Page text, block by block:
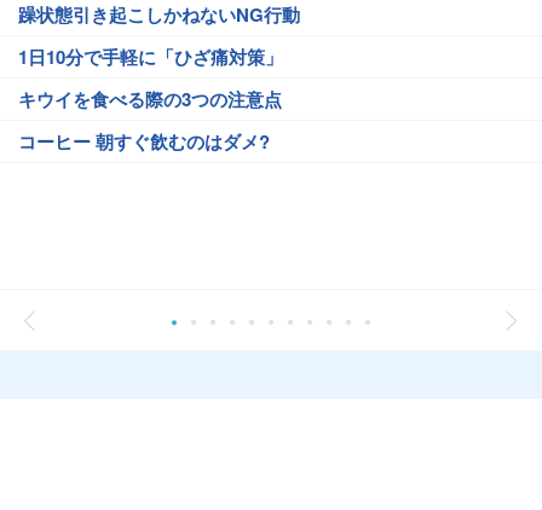
躁状態引き起こしかねないNG行動
1日10分で手軽に「ひざ痛対策」
キウイを食べる際の3つの注意点
コーヒー 朝すぐ飲むのはダメ?